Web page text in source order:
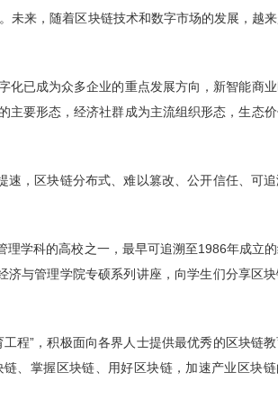
未来，随着区块链技术和数字市场的发展，越
化已成为众多企业的重点发展方向，新智能商
主要形态，经济社群成为主流组织形态，生态
，区块链分布式、难以篡改、公开信任、可
学科的高校之一，最早可追溯至1986年成立
与管理学院专硕系列讲座，向学生们分享区
程”，积极面向各界人士提供最优秀的区块链教
、掌握区块链、用好区块链，加速产业区块